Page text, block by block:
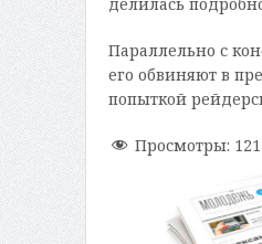
Параллельно с
его обвиняют в
попыткой
Просмотры: 121